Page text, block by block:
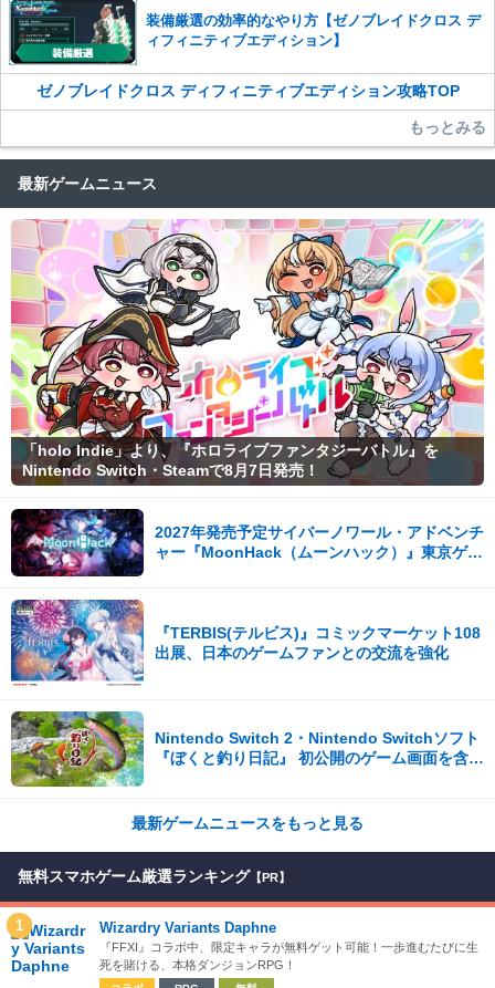
装備厳選の効率的なやり方【ゼノブレイドクロス デ
ィフィニティブエディション】
ゼノブレイドクロス ディフィニティブエディション攻略TOP
もっとみる
最新ゲームニュース
「holo Indie」より、『ホロライブファンタジーバトル』を
Nintendo Switch・Steamで8月7日発売！
2027年発売予定サイバーノワール・アドベンチ
ャー『MoonHack（ムーンハック）』東京ゲー
『TERBIS(テルビス)』コミックマーケット108
出展、日本のゲームファンとの交流を強化
Nintendo Switch 2・Nintendo Switchソフト
『ぼくと釣り日記』 初公開のゲーム画面を含む
最新ゲームニュースをもっと見る
無料スマホゲーム厳選ランキング 【PR】
1 Wizardry Variants Daphne
『FFXI』コラボ中、限定キャラが無料ゲット可能！一歩進むたびに生
死を賭ける、本格ダンジョンRPG！